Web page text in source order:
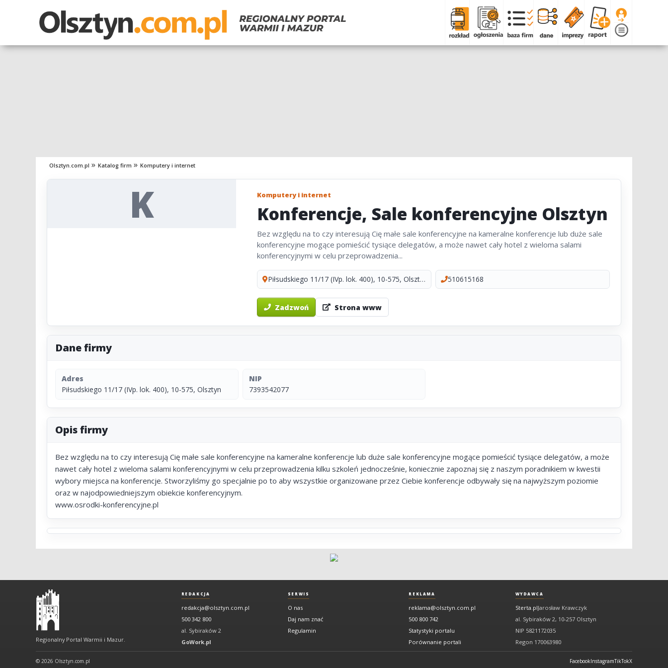
Olsztyn.com.pl Katalog firm Komputery i internet
K Komputery i internet
Konferencje, Sale konferencyjne Olsztyn
Bez względu na to czy interesują Cię małe sale konferencyjne na kameralne konferencje lub duże sale
konferencyjne mogące pomieścić tysiące delegatów, a może nawet cały hotel z wieloma salami
konferencyjnymi w celu przeprowadzenia...
Piłsudskiego 11/17 (IVp. lok. 400), 10-575, Olsztyn 510615168
Zadzwoń Strona www
Dane firmy
Adres
Piłsudskiego 11/17 (IVp. lok. 400), 10-575, Olsztyn
NIP
7393542077
Opis firmy
Bez względu na to czy interesują Cię małe sale konferencyjne na kameralne konferencje lub duże sale konferencyjne mogące pomieścić tysiące delegatów, a może
nawet cały hotel z wieloma salami konferencyjnymi w celu przeprowadzenia kilku szkoleń jednocześnie, koniecznie zapoznaj się z naszym poradnikiem w kwestii
wybory miejsca na konferencje. Stworzyliśmy go specjalnie po to aby wszystkie organizowane przez Ciebie konferencje odbywały się na najwyższym poziomie
oraz w najodpowiedniejszym obiekcie konferencyjnym.
www.osrodki-konferencyjne.pl
Olsztyn
regionalny
portal
Warmii
i
Regionalny Portal Warmii i Mazur.
REDAKCJA
redakcja@olsztyn.com.pl
500 342 800
al. Sybiraków 2
GoWork.pl
SERWIS
O nas
Daj nam znać
Regulamin
REKLAMA
reklama@olsztyn.com.pl
500 800 742
Statystyki portalu
Porównanie portali
WYDAWCA
Sterta.plJarosław Krawczyk
al. Sybiraków 2, 10-257 Olsztyn
NIP 5821172035
Regon 170063980
© 2026 Olsztyn.com.pl FacebookInstagramTikTokX